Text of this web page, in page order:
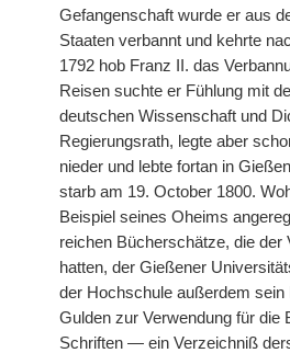
Gefangenschaft wurde er aus
Staaten verbannt und kehrte
1792 hob Franz II. das
Reisen suchte er Fühlung mit
deutschen Wissenschaft und
Regierungsrath, legte aber
nieder und lebte fortan in
starb am 19. October 1800.
Beispiel seines Oheims
reichen Bücherschätze, die der
hatten, der Gießener
der Hochschule außerdem sein
Gulden zur Verwendung für die
Schriften — ein Verzeichniß